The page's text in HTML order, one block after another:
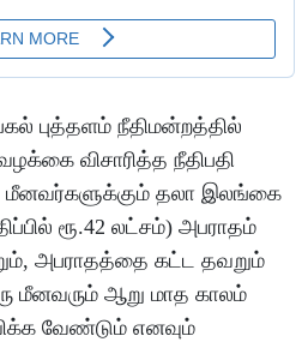
புத்தளம் நீதிமன்றத்தில்
விசாரித்த நீதிபதி
தலா இலங்கை
ரூ.42 லட்சம்) அபராதம்
அபராதத்தை கட்ட தவறும்
மீனவரும் ஆறு மாத காலம்
வேண்டும் எனவும்